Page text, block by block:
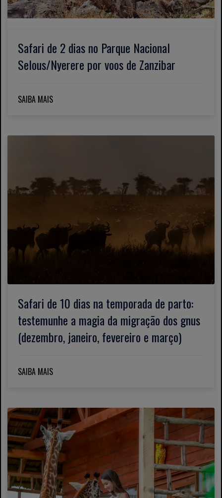
Safari de 2 dias no Parque Nacional
Selous/Nyerere por voos de Zanzibar
SAIBA MAIS
Safari de 10 dias na temporada de parto:
testemunhe a magia da migração dos gnus
(dezembro, janeiro, fevereiro e março)
SAIBA MAIS